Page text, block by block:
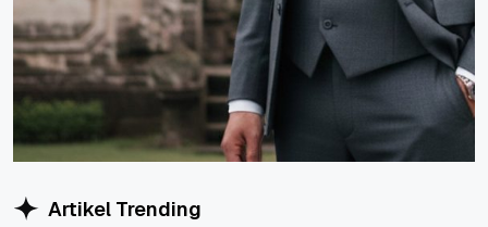
Artikel Trending